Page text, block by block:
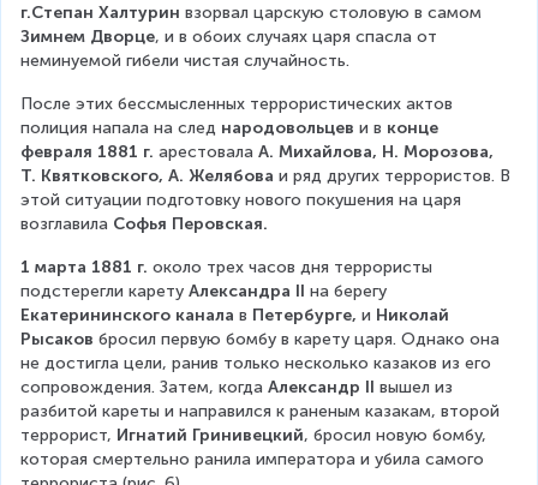
г.Степан Халтурин взорвал царскую столовую в самом
Зимнем Дворце, и в обоих случаях царя спасла от
неминуемой гибели чистая случайность.
После этих бессмысленных террористических актов
полиция напала на след народовольцев и в конце
февраля 1881 г. арестовала А. Михайлова, Н. Морозова,
Т. Квятковского, А. Желябова и ряд других террористов. В
этой ситуации подготовку нового покушения на царя
возглавила Софья Перовская.
1 марта 1881 г. около трех часов дня террористы
подстерегли карету Александра II на берегу
Екатерининского канала в Петербурге, и Николай
Рысаков бросил первую бомбу в карету царя. Однако она
не достигла цели, ранив только несколько казаков из его
сопровождения. Затем, когда Александр II вышел из
разбитой кареты и направился к раненым казакам, второй
террорист, Игнатий Гринивецкий, бросил новую бомбу,
которая смертельно ранила императора и убила самого